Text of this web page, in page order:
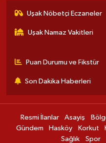
Uşak Nöbetçi Eczaneler
Uşak Namaz Vakitleri
Puan Durumu ve Fikstür
Son Dakika Haberleri
Resmi İlanlar Asayiş
Gündem
Hasköy Korkut
Sağlık
Spor